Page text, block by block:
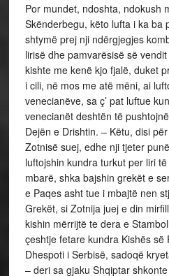
Por mundet, ndoshta, ndokush
Skënderbegu, këto lufta i ka ba
shtymë prej nji ndërgjegjes
lirisë dhe pamvarësisë së
kishte me kenë kjo fjalë, duket
i cili, në mos me atë mëni, ai
venecianëve, sa ç’ pat luftue
venecianët deshtën të
Dejën e Drishtin. – Këtu, disi
Zotnisë suej, edhe nji tjeter
luftojshin kundra turkut per liri
mbarë, shka bajshin grekët e
e Paqes asht tue i mbajtë nen
Grekët, si Zotnija juej e din
kishin mërrijtë te dera e
çeshtje fetare kundra Kishës së
Dhespoti i Serbisë, sadoqë
– deri sa gjaku Shqiptar